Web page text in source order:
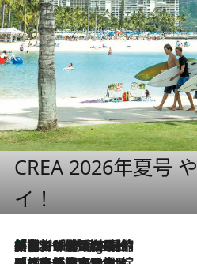
CREA 2026年夏号
イ！
10 Hours Ago
「荷物が増えるほど旅ストレスは増す」美容ジャーナリストがたどり着いた最終結論。“化粧品を劇的に減らす”感動の凝縮美容とは